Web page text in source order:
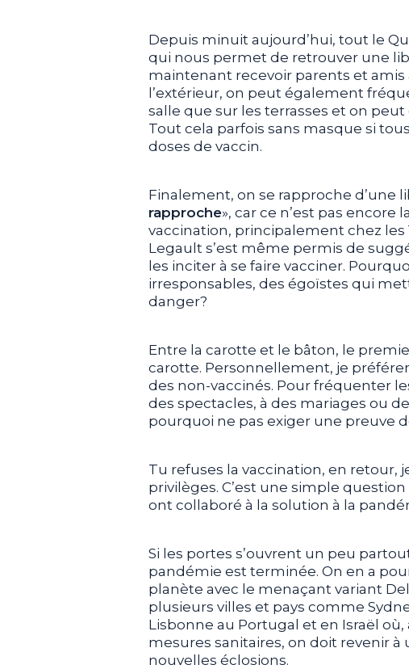
Depuis minuit aujourd’hui, tout le
qui nous permet de retrouver une
maintenant recevoir parents et amis
l’extérieur, on peut également
salle que sur les terrasses et on
Tout cela parfois sans masque si
doses de vaccin.
Finalement, on se rapproche d’une
rapproche», car ce n’est pas encore
vaccination, principalement chez les
Legault s’est même permis de
les inciter à se faire vacciner.
irresponsables, des égoïstes qui
danger?
Entre la carotte et le bâton, le
carotte. Personnellement, je
des non-vaccinés. Pour fréquenter
des spectacles, à des mariages ou
pourquoi ne pas exiger une preuve
Tu refuses la vaccination, en retour,
privilèges. C’est une simple
ont collaboré à la solution à la
Si les portes s’ouvrent un peu
pandémie est terminée. On en a
planète avec le menaçant variant
plusieurs villes et pays comme
Lisbonne au Portugal et en Israël
mesures sanitaires, on doit revenir
nouvelles éclosions.